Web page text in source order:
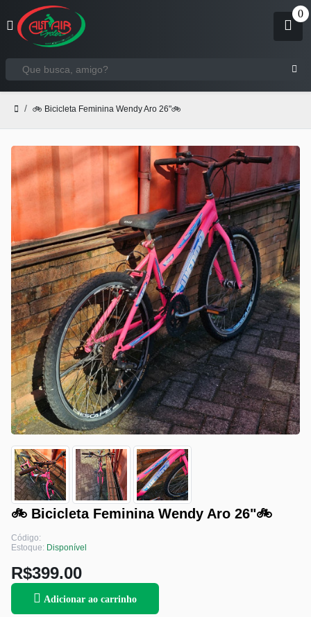
🚲 Bicicleta Feminina Wendy Aro 26"🚲
🚲 Bicicleta Feminina Wendy Aro 26"🚲
Código:
Estoque: Disponível
R$399.00
Adicionar ao carrinho